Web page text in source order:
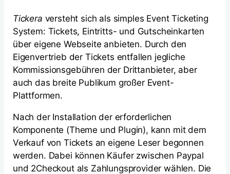
Tickera versteht sich als simples Event Ticketing
System: Tickets, Eintritts- und Gutscheinkarten
über eigene Webseite anbieten. Durch den
Eigenvertrieb der Tickets entfallen jegliche
Kommissionsgebühren der Drittanbieter, aber
auch das breite Publikum großer Event-
Plattformen.
Nach der Installation der erforderlichen
Komponente (Theme und Plugin), kann mit dem
Verkauf von Tickets an eigene Leser begonnen
werden. Dabei können Käufer zwischen Paypal
und 2Checkout als Zahlungsprovider wählen. Die